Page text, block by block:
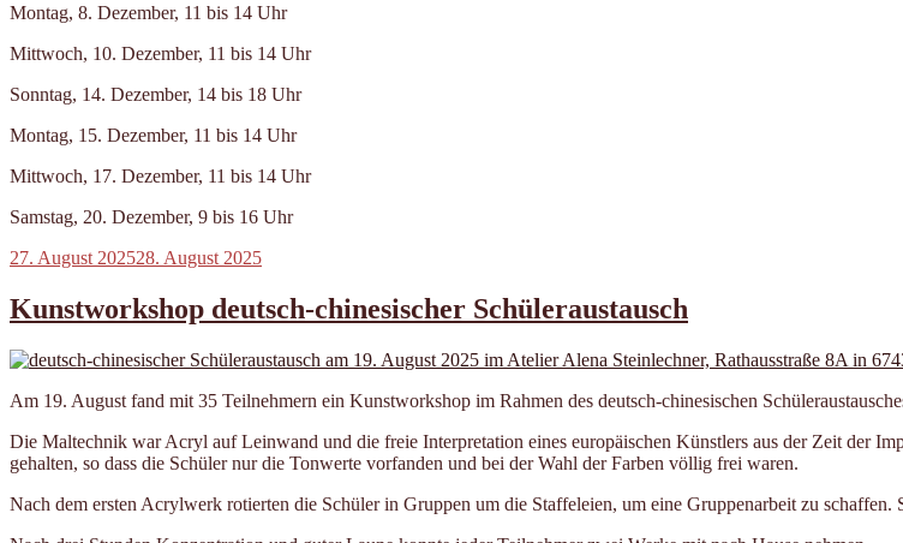
Montag, 8. Dezember, 11 bis 14 Uhr
Mittwoch, 10. Dezember, 11 bis 14 Uhr
Sonntag, 14. Dezember, 14 bis 18 Uhr
Montag, 15. Dezember, 11 bis 14 Uhr
Mittwoch, 17. Dezember, 11 bis 14 Uhr
Samstag, 20. Dezember, 9 bis 16 Uhr
Veröffentlicht
27. August 202528. August 2025
Kunstworkshop deutsch-chinesischer Schüleraustausch
Am 19. August fand mit 35 Teilnehmern ein Kunstworkshop im Rahmen des deutsch-chinesischen
Die Maltechnik war Acryl auf Leinwand und die freie Interpretation eines europäischen Künstlers aus der Zeit der
gehalten, so dass die Schüler nur die Tonwerte vorfanden und bei der Wahl der Farben völlig frei waren.
Nach dem ersten Acrylwerk rotierten die Schüler in Gruppen um die Staffeleien, um eine Gruppenarbeit zu schaffen.